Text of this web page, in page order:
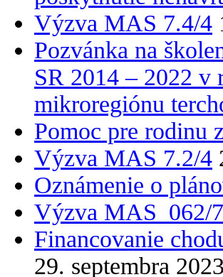
Výzva MAS 7.4/4
Pozvánka na
SR 2014 – 2022 v
mikroregiónu
Pomoc pre rodinu
Výzva MAS 7.2/4
Oznámenie o
Výzva MAS_062/
Financovanie
29. septembra 2023